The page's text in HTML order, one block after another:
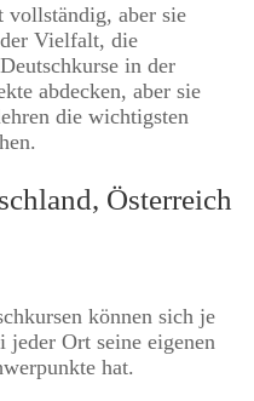
aber sie
Vielfalt, die
in der
abdecken, aber sie
die wichtigsten
Österreich
können sich je
jeder Ort seine eigenen
hat.